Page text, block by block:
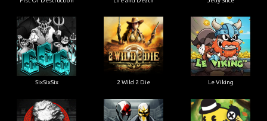
SixSixSix 2 Wild 2 Die Le Viking